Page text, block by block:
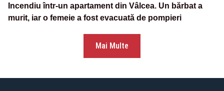
Incendiu într-un apartament din Vâlcea. Un bărbat a
murit, iar o femeie a fost evacuată de pompieri
Mai Multe